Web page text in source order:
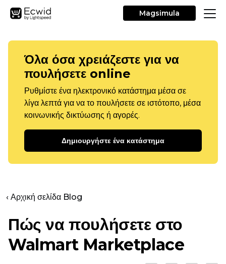
Magsimula
Όλα όσα χρειάζεστε για να
πουλήσετε online
Ρυθμίστε ένα ηλεκτρονικό κατάστημα μέσα σε
λίγα λεπτά για να το πουλήσετε σε ιστότοπο, μέσα
κοινωνικής δικτύωσης ή αγορές.
Δημιουργήστε ένα κατάστημα
‹ Αρχική σελίδα Blog
Πώς να πουλήσετε στο
Walmart Marketplace